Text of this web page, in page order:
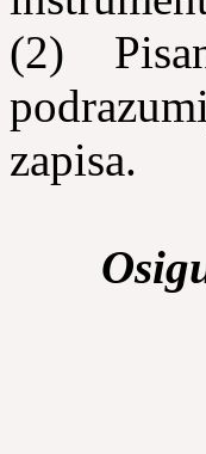
(2)
zapisa.